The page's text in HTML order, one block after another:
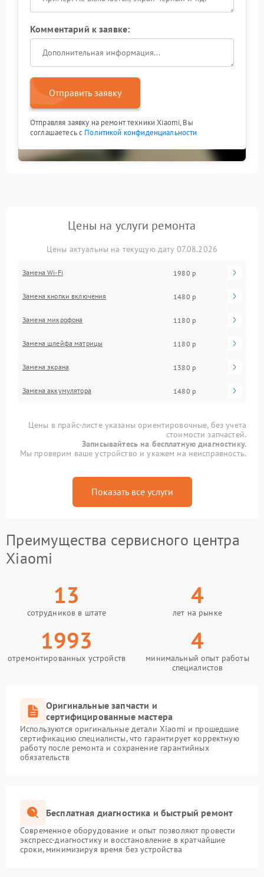
Комментарий к заявке:
Отправить заявку
Отправляя заявку на ремонт техники Xiaomi, Вы
соглашаетесь с Политикой конфиденциальности
Цены на услуги ремонта
Цены актуальны на текущую дату 07.08.2026
Замена Wi-Fi 1980 р
Замена кнопки включения 1480 р
Замена микрофона 1180 р
Замена шлейфа матрицы 1180 р
Замена экрана 1380 р
Замена аккумулятора 1480 р
Цены в прайс-листе указаны ориентировочные, без учета
стоимости запчастей.
Записывайтесь на бесплатную диагностику.
Мы проверим ваше устройство и укажем на неисправность.
Показать все услуги
Преимущества сервисного центра
Xiaomi
13
сотрудников в штате
4
лет на рынке
1993
отремонтированных устройств
4
минимальный опыт работы
специалистов
Оригинальные запчасти и
сертифицированные мастера
Используются оригинальные детали Xiaomi и прошедшие
сертификацию специалисты, что гарантирует корректную
работу после ремонта и сохранение гарантийных
обязательств
Бесплатная диагностика и быстрый ремонт
Современное оборудование и опыт позволяют провести
экспресс-диагностику и восстановление в кратчайшие
сроки, минимизируя время без устройства